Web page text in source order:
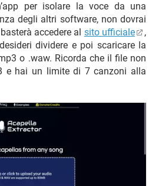
per isolare la voce da una
degli altri software, non dovrai
accedere al sito ufficiale
,
dividere e poi scaricare la
o .waw. Ricorda che il file non
e hai un limite di 7 canzoni alla